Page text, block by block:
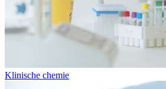
Klinische chemie